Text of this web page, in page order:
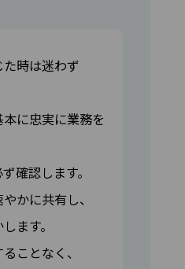
た時は迷わず
に忠実に業務を
確認します。
かに共有し、
ます。
ことなく、